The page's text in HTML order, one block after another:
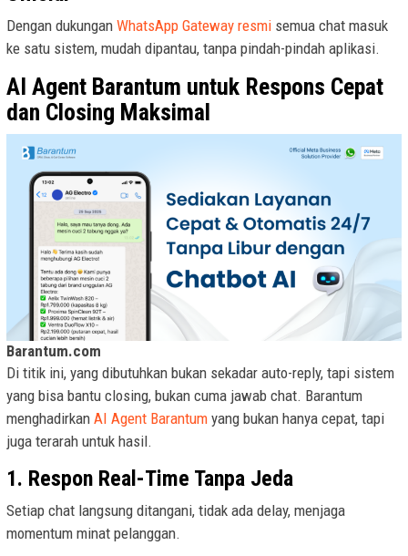
Dengan dukungan WhatsApp Gateway resmi semua chat masuk
ke satu sistem, mudah dipantau, tanpa pindah-pindah aplikasi.
AI Agent Barantum untuk Respons Cepat
dan Closing Maksimal
Barantum.com
Di titik ini, yang dibutuhkan bukan sekadar auto-reply, tapi sistem
yang bisa bantu closing, bukan cuma jawab chat. Barantum
menghadirkan AI Agent Barantum yang bukan hanya cepat, tapi
juga terarah untuk hasil.
1. Respon Real-Time Tanpa Jeda
Setiap chat langsung ditangani, tidak ada delay, menjaga
momentum minat pelanggan.